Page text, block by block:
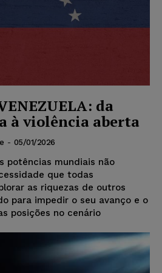
da
à violência aberta
- 05/01/2026
potências mundiais não
que todas
as riquezas de outros
para impedir o seu avanço e o
posições no cenário